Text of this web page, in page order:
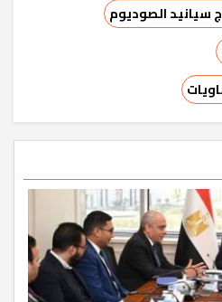
سيانيد الصوديوم